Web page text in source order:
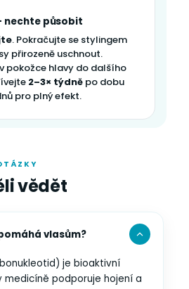
nechte působit
. Pokračujte se stylingem
přirozeně uschnout.
pokožce hlavy do dalšího
2–3× týdně po dobu
pro plný efekt.
vědět
vlasům?
je bioaktivní
medicíně podporuje hojení a